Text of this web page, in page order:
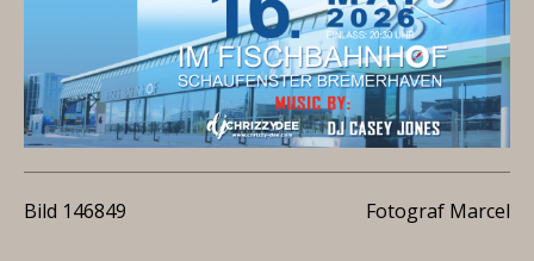
Bild 146849 Fotograf Marcel